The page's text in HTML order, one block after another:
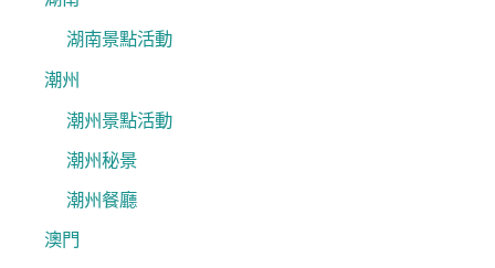
湖南景點活動
潮州
潮州景點活動
潮州秘景
潮州餐廳
澳門